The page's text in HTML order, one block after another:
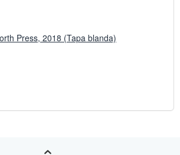
Press, 2018 (Tapa blanda)